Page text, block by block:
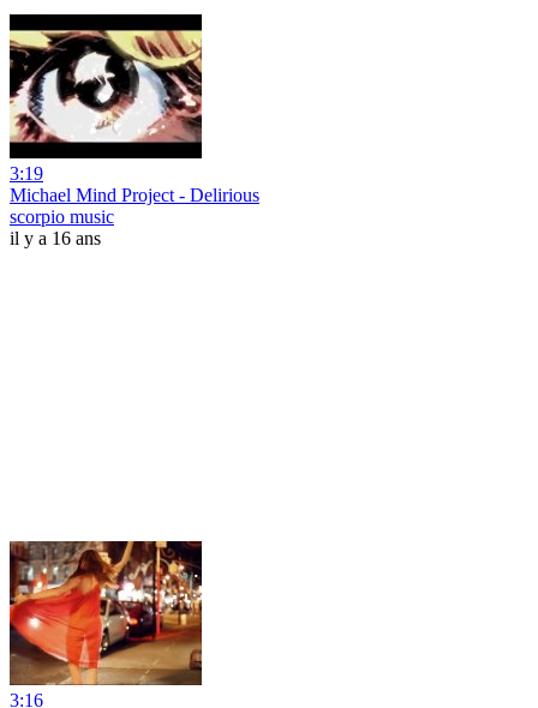
3:19
Michael Mind Project - Delirious
scorpio music
il y a 16 ans
3:16